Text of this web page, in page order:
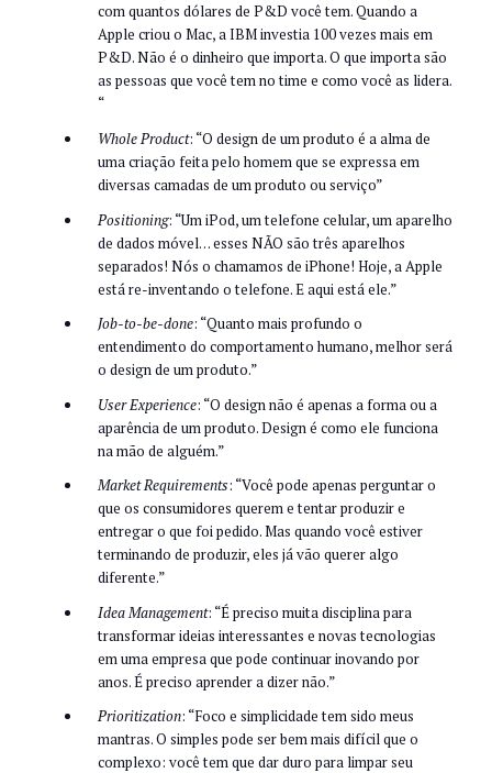
com quantos dólares de P&D você tem. Quando a
Apple criou o Mac, a IBM investia 100 vezes mais em
P&D. Não é o dinheiro que importa. O que importa são
as pessoas que você tem no time e como você as lidera.
“
Whole Product: “O design de um produto é a alma de
uma criação feita pelo homem que se expressa em
diversas camadas de um produto ou serviço”
Positioning: “Um iPod, um telefone celular, um aparelho
de dados móvel… esses NÃO são três aparelhos
separados! Nós o chamamos de iPhone! Hoje, a Apple
está re-inventando o telefone. E aqui está ele.”
Job-to-be-done: “Quanto mais profundo o
entendimento do comportamento humano, melhor será
o design de um produto.”
User Experience: “O design não é apenas a forma ou a
aparência de um produto. Design é como ele funciona
na mão de alguém.”
Market Requirements: “Você pode apenas perguntar o
que os consumidores querem e tentar produzir e
entregar o que foi pedido. Mas quando você estiver
terminando de produzir, eles já vão querer algo
diferente.”
Idea Management: “É preciso muita disciplina para
transformar ideias interessantes e novas tecnologias
em uma empresa que pode continuar inovando por
anos. É preciso aprender a dizer não.”
Prioritization: “Foco e simplicidade tem sido meus
mantras. O simples pode ser bem mais difícil que o
complexo: você tem que dar duro para limpar seu